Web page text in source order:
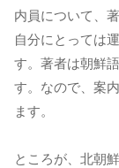
内員について、
自分にとっては
す。著者は朝鮮
す。なので、案
ます。
ところが、北朝